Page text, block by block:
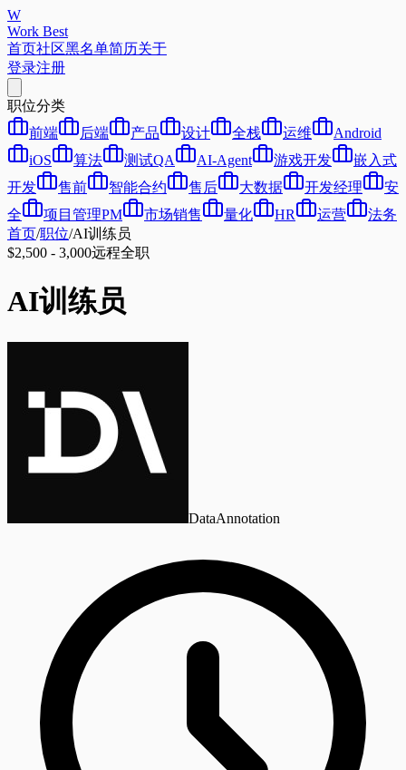
W
Work Best
首页社区黑名单简历关于
登录注册
职位分类
前端
后端 产品 设计 全栈 运维
Android
iOS
算法 测试QA AI-Agent 游戏开发
嵌入式
开发
售前 智能合约 售后 大数据 开发经理
安
全
项目管理PM 市场销售 量化 HR 运营
法务
首页/职位/AI训练员
$2,500 - 3,000远程全职
AI训练员
DataAnnotation